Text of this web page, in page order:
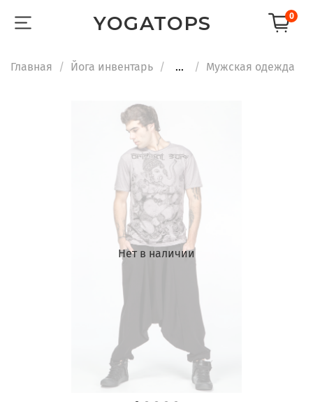
YOGATOPS 0
Главная Йога инвентарь ... Мужская одежда
Нет в наличии